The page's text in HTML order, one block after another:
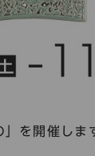
を開催しま